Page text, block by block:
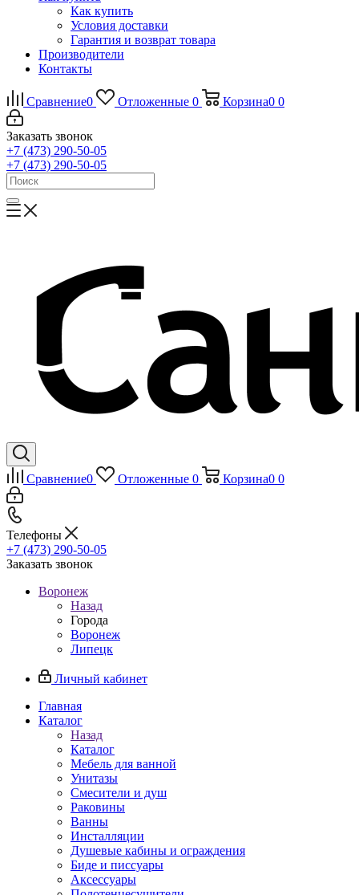
Как купить
Условия доставки
Гарантия и возврат товара
Производители
Контакты
Сравнение0 Отложенные 0 Корзина0 0
Заказать звонок
+7 (473) 290-50-05
+7 (473) 290-50-05
Сравнение0 Отложенные 0 Корзина0 0
Телефоны
+7 (473) 290-50-05
Заказать звонок
Воронеж
Назад
Города
Воронеж
Липецк
Личный кабинет
Главная
Каталог
Назад
Каталог
Мебель для ванной
Унитазы
Смесители и душ
Раковины
Ванны
Инсталляции
Душевые кабины и ограждения
Биде и писсуары
Аксессуары